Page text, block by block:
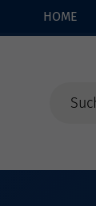
HOME